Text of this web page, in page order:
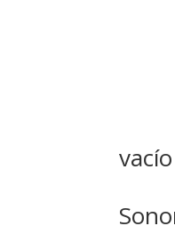
vacío